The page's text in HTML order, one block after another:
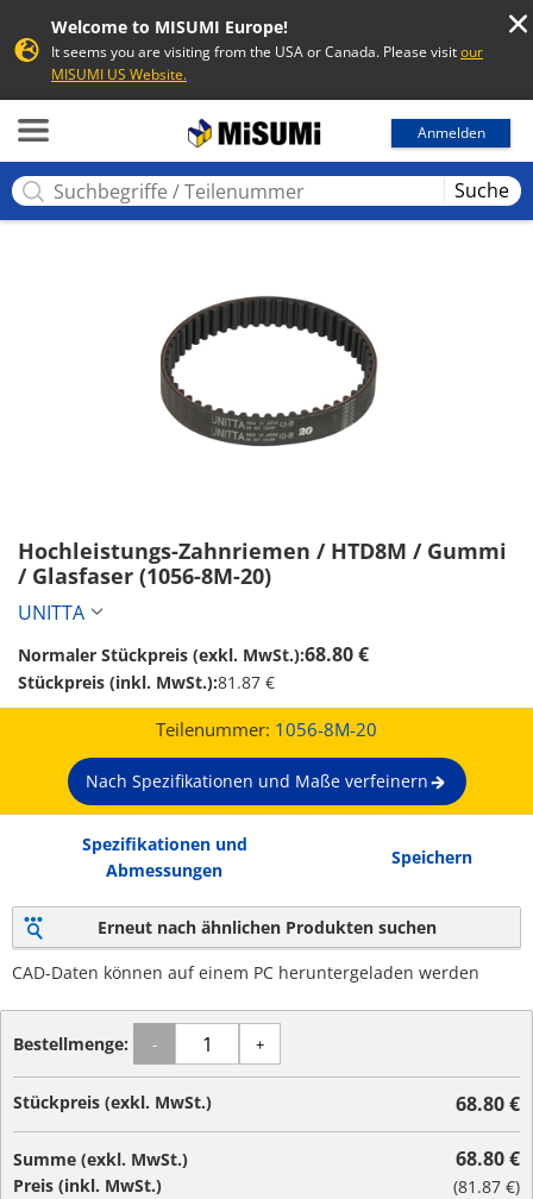
Welcome to MISUMI Europe!
It seems you are visiting from the USA or Canada. Please visitour
MISUMI US Website.
Anmelden
Suche
Hochleistungs-Zahnriemen / HTD8M / Gummi
/ Glasfaser (1056-8M-20)
UNITTA
Normaler Stückpreis (exkl. MwSt.):68.80 €
Stückpreis (inkl. MwSt.):81.87 €
Teilenummer: 1056-8M-20
Nach Spezifikationen und Maße verfeinern
Spezifikationen und
Abmessungen
Speichern
Erneut nach ähnlichen Produkten suchen
CAD-Daten können auf einem PC heruntergeladen werden
Bestellmenge: - +
Stückpreis (exkl. MwSt.) 68.80 €
Summe (exkl. MwSt.)
Preis (inkl. MwSt.)
68.80 €
(81.87 €)